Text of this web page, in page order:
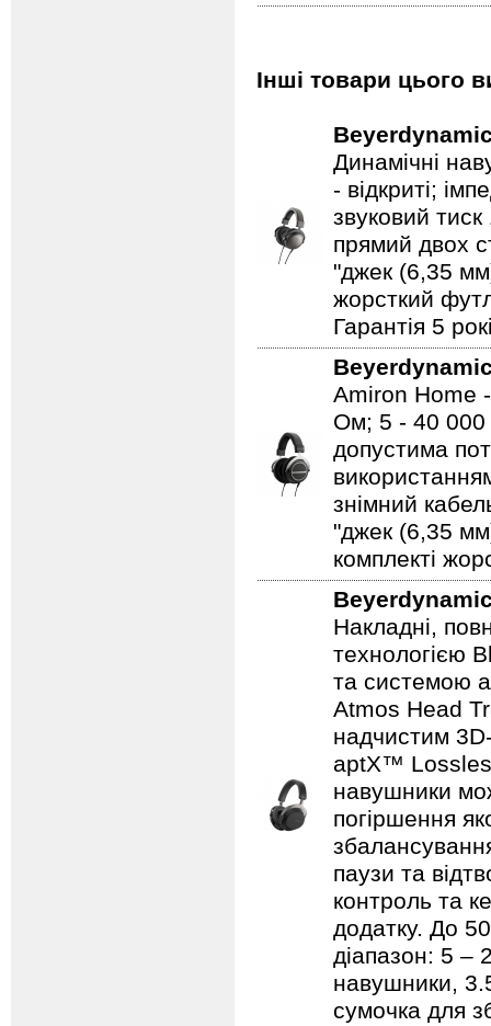
Інші товари цього
Динамічні
- відкриті;
звуковий
прямий двох
"джек (6,35
жорсткий
Гарантія 5
Amiron Home -
Ом; 5 - 40 000
допустима
знімний
"джек (6,35
комплекті
Накладні,
технологією
та системою
Atmos Head
надчистим
aptX™
навушники
погіршення
паузи та
контроль та
додатку. До
діапазон: 5 –
навушники,
сумочка для